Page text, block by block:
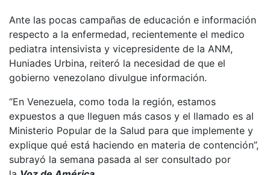
Ante las pocas campañas de educación e información
respecto a la enfermedad, recientemente el medico
pediatra intensivista y vicepresidente de la ANM,
Huniades Urbina, reiteró la necesidad de que el
gobierno venezolano divulgue información.
“En Venezuela, como toda la región, estamos
expuestos a que lleguen más casos y el llamado es al
Ministerio Popular de la Salud para que implemente y
explique qué está haciendo en materia de contención”,
subrayó la semana pasada al ser consultado por